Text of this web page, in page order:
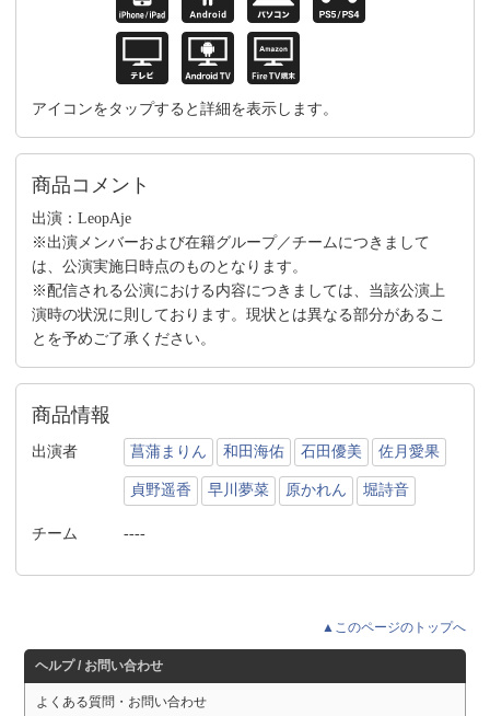
アイコンをタップすると詳細を表示します。
商品コメント
出演：LeopAje
※出演メンバーおよび在籍グループ／チームにつきまして
は、公演実施日時点のものとなります。
※配信される公演における内容につきましては、当該公演上
演時の状況に則しております。現状とは異なる部分があるこ
とを予めご了承ください。
商品情報
出演者 菖蒲まりん 和田海佑 石田優美 佐月愛果
貞野遥香 早川夢菜 原かれん 堀詩音
チーム ----
▲このページのトップへ
ヘルプ / お問い合わせ
よくある質問・お問い合わせ